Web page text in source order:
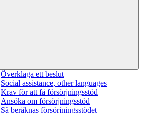
Överklaga ett beslut
Social assistance, other languages
Krav för att få försörjningsstöd
Ansöka om försörjningsstöd
Så beräknas försörjningsstödet